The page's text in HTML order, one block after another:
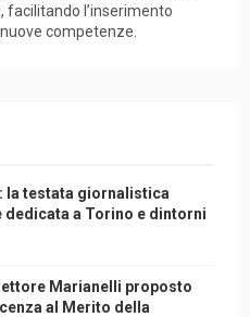
facilitando l’inserimento
competenze.
la testata giornalistica
dedicata a Torino e dintorni
Marianelli proposto
al Merito della